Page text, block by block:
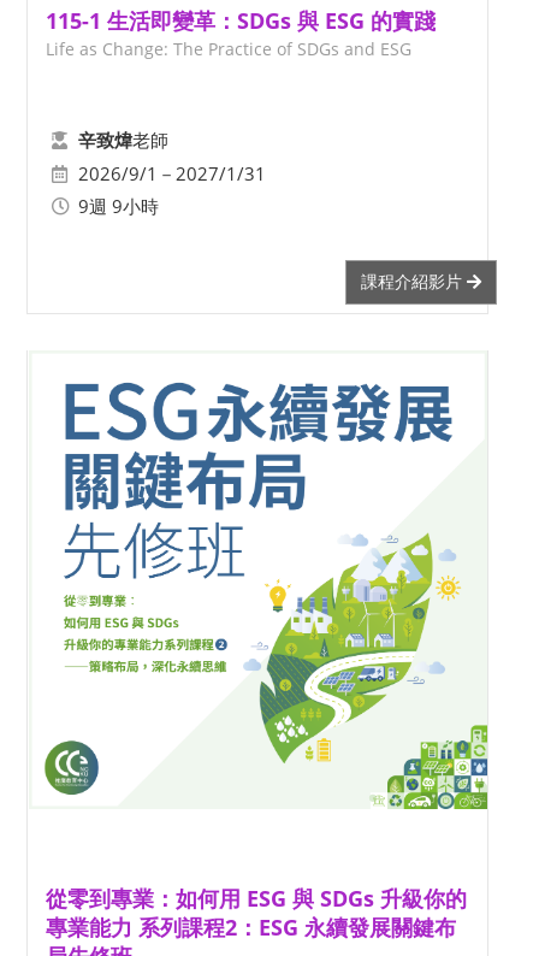
115-1 生活即變革：SDGs 與 ESG 的實踐
Life as Change: The Practice of SDGs and ESG
辛致煒老師
2026/9/1－2027/1/31
9週 9小時
課程介紹影片
從零到專業：如何用 ESG 與 SDGs 升級你的
專業能力 系列課程2：ESG 永續發展關鍵布